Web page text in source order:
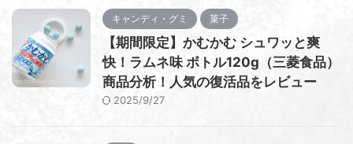
キャンディ・グミ 菓子
【期間限定】かむかむ シュワッと爽
快！ラムネ味 ボトル120g（三菱食品）
商品分析！人気の復活品をレビュー
2025/9/27